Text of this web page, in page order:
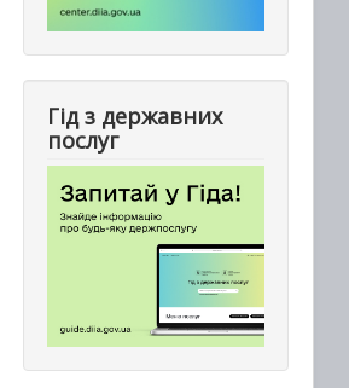
Гід з державних
послуг